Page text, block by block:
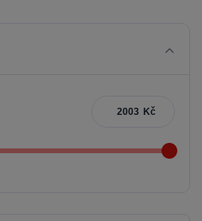
Kč